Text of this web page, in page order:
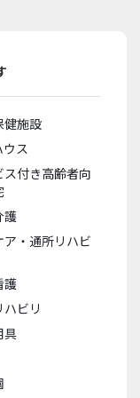
健施設
ウス
ス付き高齢者向
護
ア・通所リハビ
護
ハビリ
具